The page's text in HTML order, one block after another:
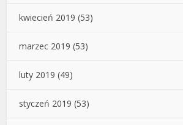
kwiecień 2019 (53)
marzec 2019 (53)
luty 2019 (49)
styczeń 2019 (53)